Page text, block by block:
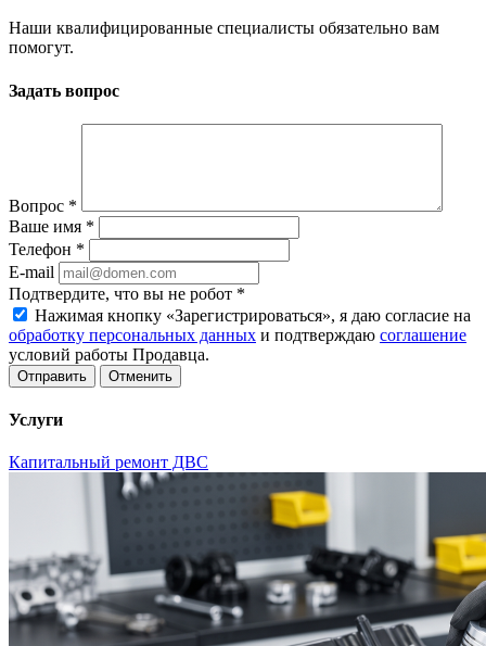
Наши квалифицированные специалисты обязательно вам
помогут.
Задать вопрос
Вопрос *
Ваше имя *
Телефон *
E-mail
Подтвердите, что вы не робот *
Нажимая кнопку «Зарегистрироваться», я даю согласие на
обработку персональных данных и подтверждаю соглашение
условий работы Продавца.
Отменить
Услуги
Капитальный ремонт ДВС